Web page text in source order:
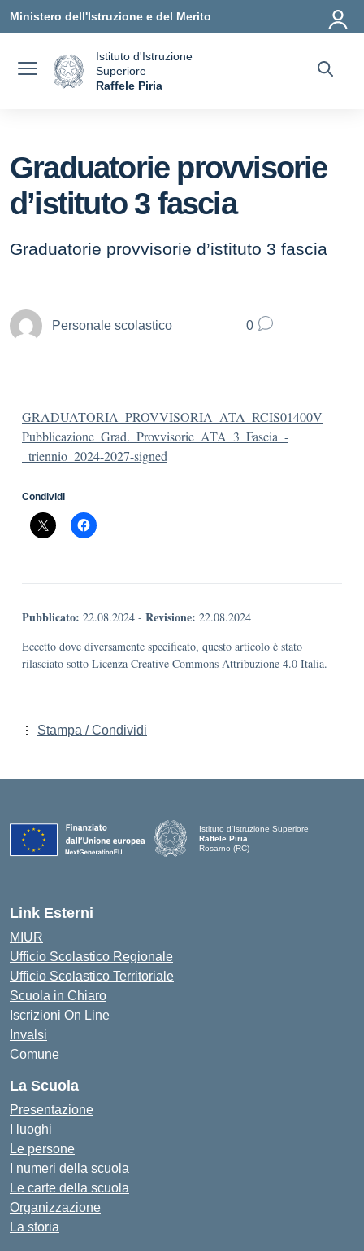
Ministero dell'Istruzione e del Merito
Istituto d'Istruzione
Superiore
Raffele Piria
Graduatorie provvisorie
d’istituto 3 fascia
Graduatorie provvisorie d’istituto 3 fascia
Personale scolastico 0
GRADUATORIA_PROVVISORIA_ATA_RCIS01400V
Pubblicazione_Grad._Provvisorie_ATA_3_Fascia_-
_triennio_2024-2027-signed
Condividi
Pubblicato: 22.08.2024 - Revisione: 22.08.2024
Eccetto dove diversamente specificato, questo articolo è stato
rilasciato sotto Licenza Creative Commons Attribuzione 4.0 Italia.
Stampa / Condividi
Istituto d'Istruzione Superiore
Raffele Piria
Rosarno (RC)
Link Esterni
MIUR
Ufficio Scolastico Regionale
Ufficio Scolastico Territoriale
Scuola in Chiaro
Iscrizioni On Line
Invalsi
Comune
La Scuola
Presentazione
I luoghi
Le persone
I numeri della scuola
Le carte della scuola
Organizzazione
La storia